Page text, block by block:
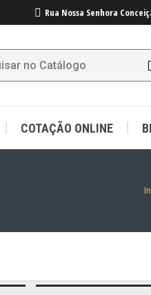
Rua Nossa Senhora
COTAÇÃO ONLINE
COTAÇÃO ONLINE